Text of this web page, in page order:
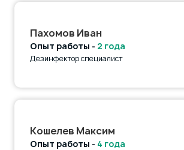
Пахомов Иван
Опыт работы - 2 года
Дезинфектор специалист
Кошелев Максим
Опыт работы - 4 года